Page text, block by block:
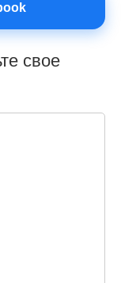
свое